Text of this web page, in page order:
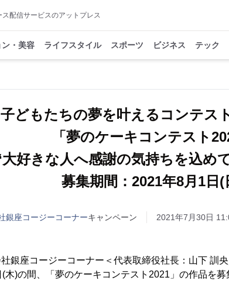
配信サービスのアットプレス
・美容 ライフスタイル スポーツ ビジネス テック
子どもたちの夢を叶えるコンテス
「夢のケーキコンテスト
大好きな人へ感謝の気持ちを込め
募集期間：2021年8月1日
銀座コージーコーナーキャンペーン 2021年7月30日
銀座コージーコーナー＜代表取締役社長：山下 訓
(木)の間、「夢のケーキコンテスト2021」の作品を募